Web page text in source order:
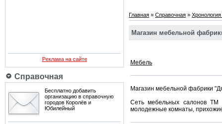
Реклама на сайте
Справочная
Бесплатно добавить
организацию в справочную
городов Королёв и
Юбилейный
Главная » Справочная »
Магазин мебельной
Мебель
Магазин мебельной фабрики
Сеть мебельных салонов ТМ
молодежные комнаты,